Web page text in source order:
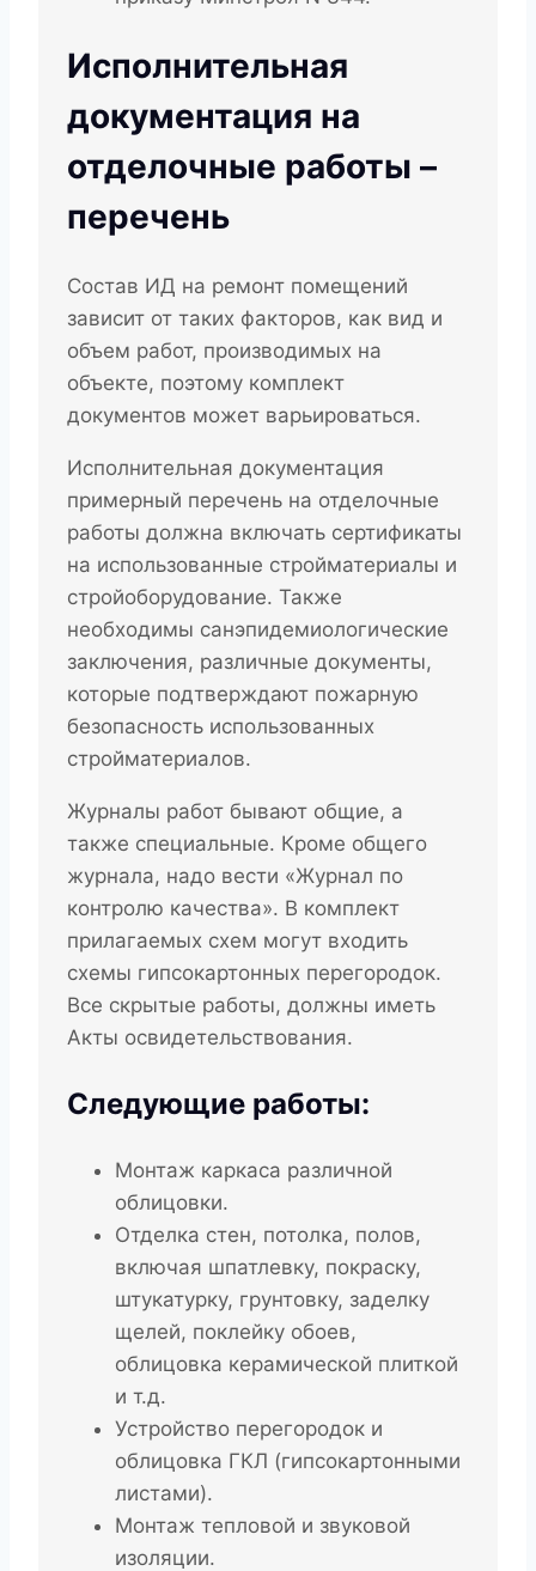
Исполнительная
документация на
отделочные работы –
перечень
Состав ИД на ремонт помещений
зависит от таких факторов, как вид и
объем работ, производимых на
объекте, поэтому комплект
документов может варьироваться.
Исполнительная документация
примерный перечень на отделочные
работы должна включать сертификаты
на использованные стройматериалы и
стройоборудование. Также
необходимы санэпидемиологические
заключения, различные документы,
которые подтверждают пожарную
безопасность использованных
стройматериалов.
Журналы работ бывают общие, а
также специальные. Кроме общего
журнала, надо вести «Журнал по
контролю качества». В комплект
прилагаемых схем могут входить
схемы гипсокартонных перегородок.
Все скрытые работы, должны иметь
Акты освидетельствования.
Следующие работы:
Монтаж каркаса различной
облицовки.
Отделка стен, потолка, полов,
включая шпатлевку, покраску,
штукатурку, грунтовку, заделку
щелей, поклейку обоев,
облицовка керамической плиткой
и т.д.
Устройство перегородок и
облицовка ГКЛ (гипсокартонными
листами).
Монтаж тепловой и звуковой
изоляции.